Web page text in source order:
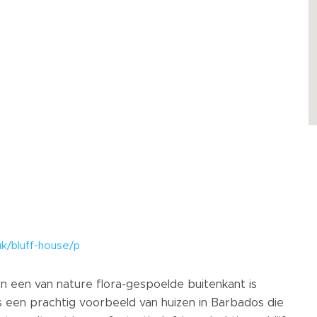
bluff-house/p
een van nature flora-gespoelde buitenkant is
een prachtig voorbeeld van huizen in Barbados die